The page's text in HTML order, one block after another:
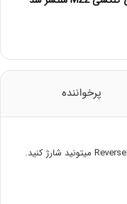
پرخواننده
سلام فقط به صورت Reverse charging میتونید شارژ کنید.